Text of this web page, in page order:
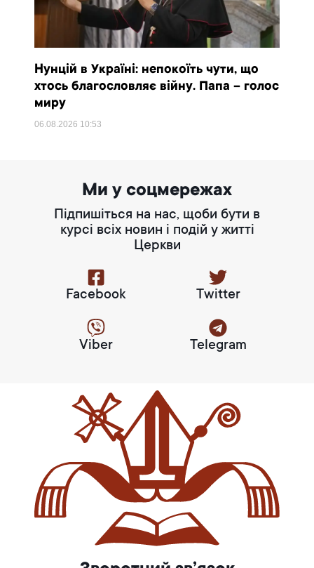
Нунцій в Україні: непокоїть чути, що
хтось благословляє війну. Папа – голос
миру
06.08.2026 10:53
Ми у соцмережах
Підпишіться на нас, щоби бути в
курсі всіх новин і подій у житті
Церкви
Facebook Twitter
Viber Telegram